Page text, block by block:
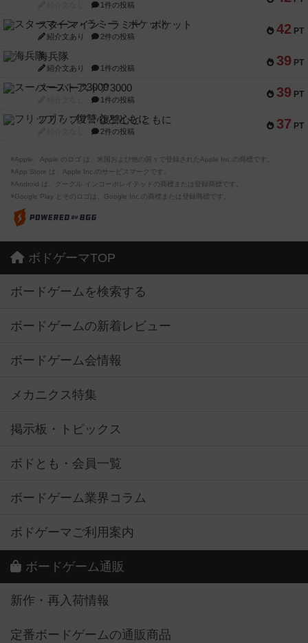
1件の投稿
42 PT
スターマイン・ラミー ポケット
紹介文あり 2件の投稿
39 PT
海兵隊
紹介文あり 1件の投稿
39 PT
スーパーストア3000
1件の投稿
37 PT
フリップ７：復讐心とともに
2件の投稿
※Apple、Apple のロゴ は、米国および他の国々で登録されたApple Inc.の商標です。
※App Store は、Apple Inc.のサービスマークです。
※Android は、グーグル インコーポレイテッドの商標または登録商標です。
※Google Play とそのロゴは、Google Inc.の商標または登録商標です。
ボドゲーマTOP
ボードゲームを検索する
ボードゲームの新着レビュー
ボードゲーム会情報
メカニクス特集
掲示板・トピックス
ボドとも・会員一覧
ボードゲーム業界コラム
ボドゲーマご利用案内
ボードゲーム通販
新作・再入荷情報
定番ボードゲームの通販商品